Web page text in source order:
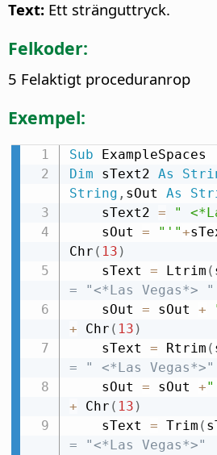
Text: Ett stränguttryck.
Felkoder:
5 Felaktigt proceduranrop
Exempel:
Sub
Dim sText2 As
String , sOut As
    sText2
=
"
    sOut
= "'"+
Chr ( 13 )
    sText
= Ltrim (
= "<*Las Vegas*> "
    sOut
= sOut +
+ Chr ( 13 )
    sText
= Rtrim (
= " <*Las Vegas*>"
    sOut
= sOut +
+ Chr ( 13 )
    sText
= Trim (
= "<*Las Vegas*>"